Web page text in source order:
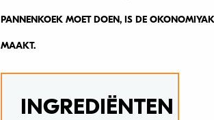
PANNENKOEK MOET DOEN, IS DE
MAAKT.
INGREDIËNTEN